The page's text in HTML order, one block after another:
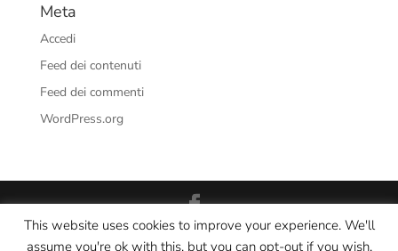
Meta
Accedi
Feed dei contenuti
Feed dei commenti
WordPress.org
Interno Yoga Srl Società Sportiva Dilettantistica - CF/PI:
This website uses cookies to improve your experience. We'll
assume you're ok with this, but you can opt-out if you wish.